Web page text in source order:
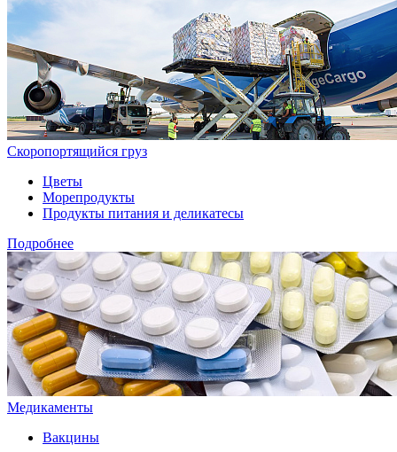
Скоропортящийся груз
Цветы
Морепродукты
Продукты питания и деликатесы
Подробнее
Медикаменты
Вакцины